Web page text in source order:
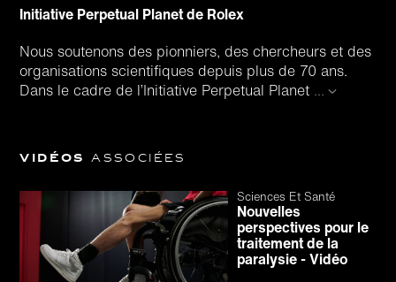
Initiative Perpetual Planet de Rolex
Nous soutenons des pionniers, des chercheurs et des
organisations scientifiques depuis plus de 70 ans.
Dans le cadre de l’Initiative Perpetual Planet ...
Vidéos associées
Sciences Et Santé
Nouvelles
perspectives pour le
traitement de la
paralysie - Vidéo